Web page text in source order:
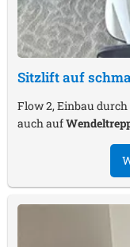
Sitzlift auf
Flow 2, Einbau
auch auf